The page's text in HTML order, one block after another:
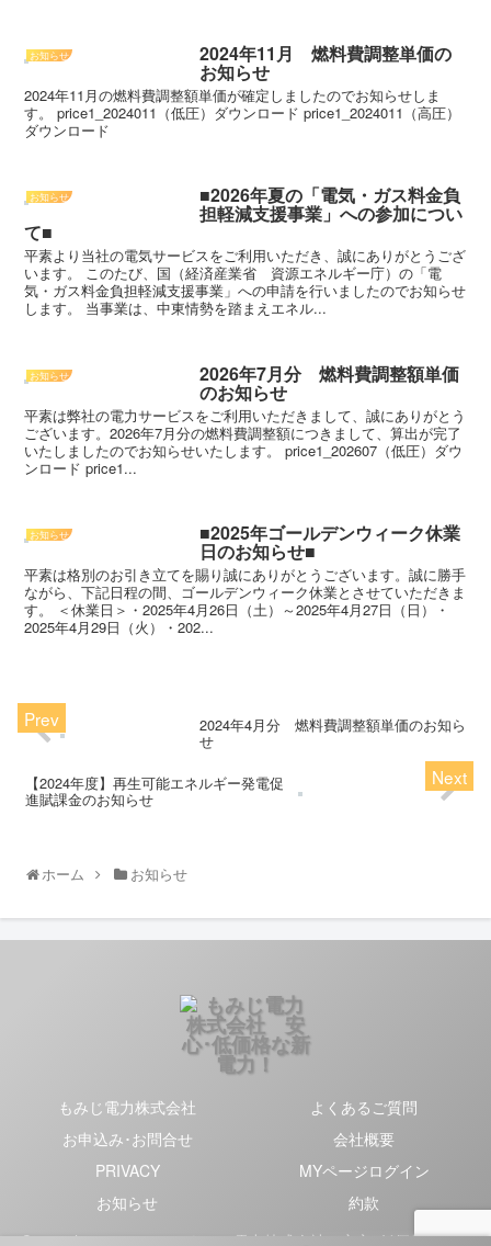
お知らせ 2024年11月 燃料費調整単価の
お知らせ
2024年11月の燃料費調整額単価が確定しましたのでお知らせしま
す。 price1_2024011（低圧）ダウンロード price1_2024011（高圧）
ダウンロード
お知らせ ■2026年夏の「電気・ガス料金負
担軽減支援事業」への参加につい
て■
平素より当社の電気サービスをご利用いただき、誠にありがとうござ
います。 このたび、国（経済産業省 資源エネルギー庁）の「電
気・ガス料金負担軽減支援事業」への申請を行いましたのでお知らせ
します。 当事業は、中東情勢を踏まえエネル...
お知らせ 2026年7月分 燃料費調整額単価
のお知らせ
平素は弊社の電力サービスをご利用いただきまして、誠にありがとう
ございます。2026年7月分の燃料費調整額につきまして、算出が完了
いたしましたのでお知らせいたします。 price1_202607（低圧）ダウ
ンロード price1...
お知らせ ■2025年ゴールデンウィーク休業
日のお知らせ■
平素は格別のお引き立てを賜り誠にありがとうございます。誠に勝手
ながら、下記日程の間、ゴールデンウィーク休業とさせていただきま
す。 ＜休業日＞・2025年4月26日（土）～2025年4月27日（日）・
2025年4月29日（火）・202...
2024年4月分 燃料費調整額単価のお知ら
せ
【2024年度】再生可能エネルギー発電促
進賦課金のお知らせ
ホーム お知らせ
もみじ電力株式会社
よくあるご質問
お申込み･お問合せ
会社概要
PRIVACY
MYページログイン
お知らせ
約款
Copyright © 2020-2026 もみじ電力株式会社 安心･低価格な新電